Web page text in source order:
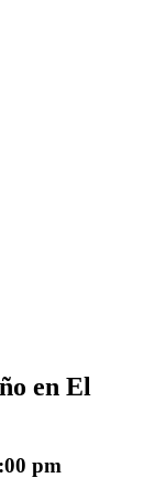
en El
pm